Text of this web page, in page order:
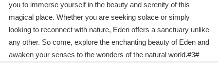
you to immerse yourself in the beauty and serenity of this
magical place. Whether you are seeking solace or simply
looking to reconnect with nature, Eden offers a sanctuary unlike
any other. So come, explore the enchanting beauty of Eden and
awaken your senses to the wonders of the natural world.#3#